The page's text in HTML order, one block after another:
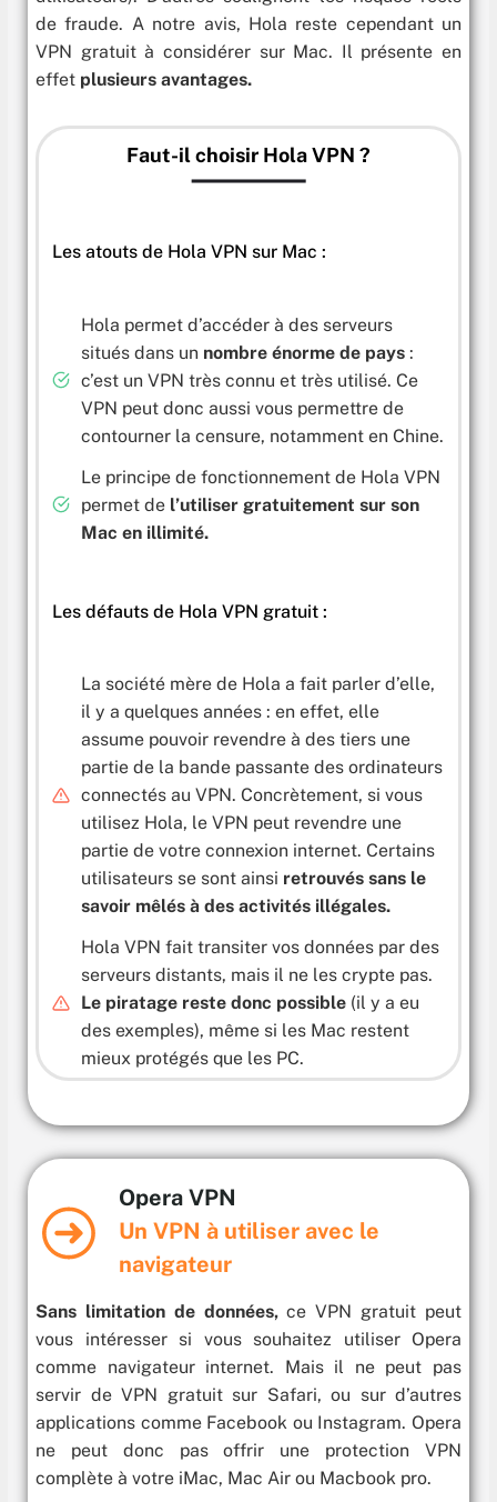
de fraude. A notre avis, Hola reste cependant un
VPN gratuit à considérer sur Mac. Il présente en
effet plusieurs avantages.
Faut-il choisir Hola VPN ?
Les atouts de Hola VPN sur Mac :
Hola permet d’accéder à des serveurs
situés dans un nombre énorme de pays :
c’est un VPN très connu et très utilisé. Ce
VPN peut donc aussi vous permettre de
contourner la censure, notamment en Chine.
Le principe de fonctionnement de Hola VPN
permet de l’utiliser gratuitement sur son
Mac en illimité.
Les défauts de Hola VPN gratuit :
La société mère de Hola a fait parler d’elle,
il y a quelques années : en effet, elle
assume pouvoir revendre à des tiers une
partie de la bande passante des ordinateurs
connectés au VPN. Concrètement, si vous
utilisez Hola, le VPN peut revendre une
partie de votre connexion internet. Certains
utilisateurs se sont ainsi retrouvés sans le
savoir mêlés à des activités illégales.
Hola VPN fait transiter vos données par des
serveurs distants, mais il ne les crypte pas.
Le piratage reste donc possible(il y a eu
des exemples), même si les Mac restent
mieux protégés que les PC.
Opera VPN
Un VPN à utiliser avec le
navigateur
Sans limitation de données,ce VPN gratuit peut
vous intéresser si vous souhaitez utiliser Opera
comme navigateur internet. Mais il ne peut pas
servir de VPN gratuit sur Safari, ou sur d’autres
applications comme Facebook ou Instagram. Opera
ne peut donc pas offrir une protection VPN
complète à votre iMac, Mac Air ou Macbook pro.